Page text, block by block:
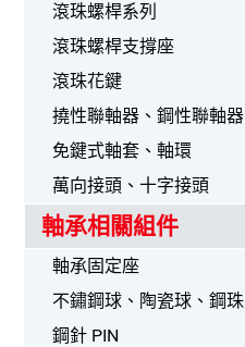
滾珠螺桿系列
滾珠螺桿支撐座
滾珠花鍵
撓性聯軸器、鋼性聯軸器
免鍵式軸套、軸環
萬向接頭、十字接頭
軸承相關組件
軸承固定座
不鏽鋼球、陶瓷球、鋼珠
鋼針 PIN